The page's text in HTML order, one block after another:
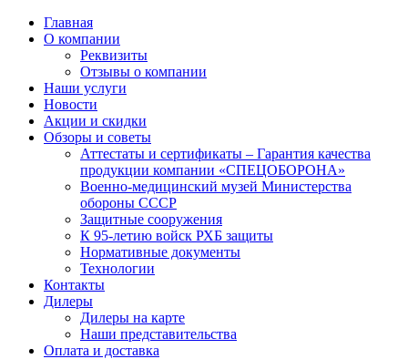
Главная
О компании
Реквизиты
Отзывы о компании
Наши услуги
Новости
Акции и скидки
Обзоры и советы
Аттестаты и сертификаты – Гарантия качества
продукции компании «СПЕЦОБОРОНА»
Военно-медицинский музей Министерства
обороны СССР
Защитные сооружения
К 95-летию войск РХБ защиты
Нормативные документы
Технологии
Контакты
Дилеры
Дилеры на карте
Наши представительства
Оплата и доставка